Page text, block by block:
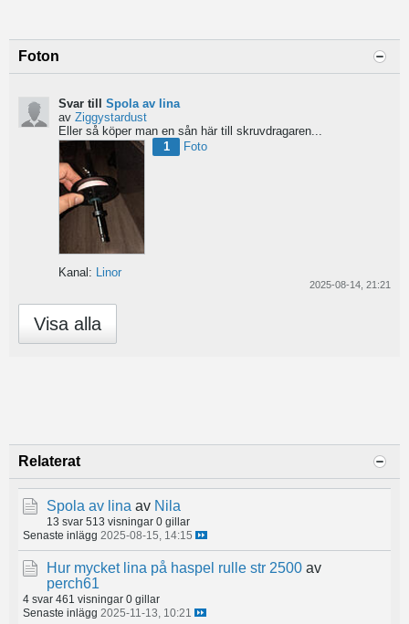
Foton
Svar till Spola av lina
av Ziggystardust
Eller så köper man en sån här till skruvdragaren...
1
Foto
Kanal: Linor
2025-08-14, 21:21
Visa alla
Relaterat
Spola av lina av Nila
13 svar 513 visningar 0 gillar
Senaste inlägg 2025-08-15, 14:15
Hur mycket lina på haspel rulle str 2500 av
perch61
4 svar 461 visningar 0 gillar
Senaste inlägg 2025-11-13, 10:21